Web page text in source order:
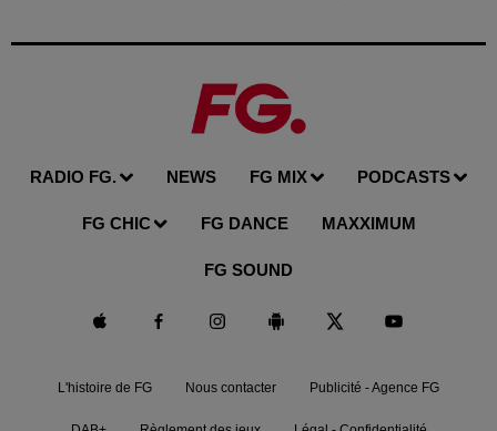
RADIO FG. NEWS FG MIX PODCASTS
FG CHIC FG DANCE MAXXIMUM
FG SOUND
L'histoire de FG Nous contacter Publicité - Agence FG